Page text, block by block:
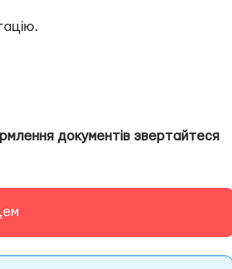
документів звертайтеся